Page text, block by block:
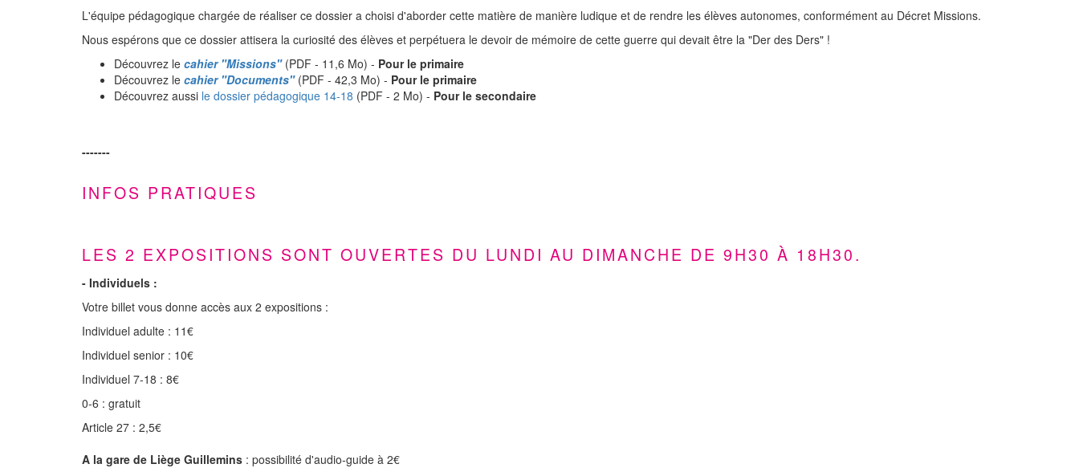
L'équipe pédagogique chargée de réaliser ce dossier a choisi d'aborder cette matière de manière ludique et de rendre les élèves autonomes, conformément au Décret Missions.
Nous espérons que ce dossier attisera la curiosité des élèves et perpétuera le devoir de mémoire de cette guerre qui devait être la "Der des Ders" !
Découvrez le cahier "Missions"(PDF - 11,6 Mo) - Pour le primaire
Découvrez le cahier "Documents"(PDF - 42,3 Mo) - Pour le primaire
Découvrez aussi le dossier pédagogique 14-18 (PDF - 2 Mo) - Pour le secondaire
-------
INFOS PRATIQUES
LES 2 EXPOSITIONS SONT OUVERTES DU LUNDI AU DIMANCHE DE 9H30 À 18H30.
- Individuels :
Votre billet vous donne accès aux 2 expositions :
Individuel adulte : 11€
Individuel senior : 10€
Individuel 7-18 : 8€
0-6 : gratuit
Article 27 : 2,5€
A la gare de Liège Guillemins : possibilité d'audio-guide à 2€